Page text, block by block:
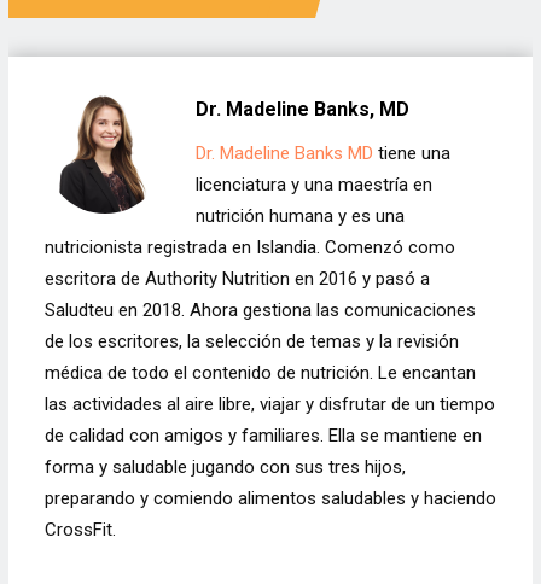
Dr. Madeline Banks, MD
Dr. Madeline Banks MD tiene una
licenciatura y una maestría en
nutrición humana y es una
nutricionista registrada en Islandia. Comenzó como
escritora de Authority Nutrition en 2016 y pasó a
Saludteu en 2018. Ahora gestiona las comunicaciones
de los escritores, la selección de temas y la revisión
médica de todo el contenido de nutrición. Le encantan
las actividades al aire libre, viajar y disfrutar de un tiempo
de calidad con amigos y familiares. Ella se mantiene en
forma y saludable jugando con sus tres hijos,
preparando y comiendo alimentos saludables y haciendo
CrossFit.